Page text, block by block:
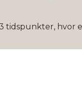
tidspunkter, hvor